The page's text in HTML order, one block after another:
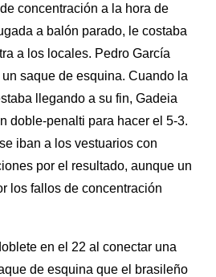
concentración a la hora de
a balón parado, le costaba
a los locales. Pedro García
saque de esquina. Cuando la
llegando a su fin, Gadeia
doble-penalti para hacer el 5-3.
iban a los vestuarios con
por el resultado, aunque un
los fallos de concentración
en el 22 al conectar una
de esquina que el brasileño